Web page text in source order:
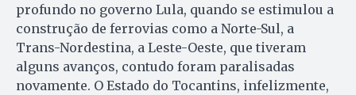
profundo no governo Lula, quando se estimulou a
construção de ferrovias como a Norte-Sul, a
Trans-Nordestina, a Leste-Oeste, que tiveram
alguns avanços, contudo foram paralisadas
novamente. O Estado do Tocantins, infelizmente,